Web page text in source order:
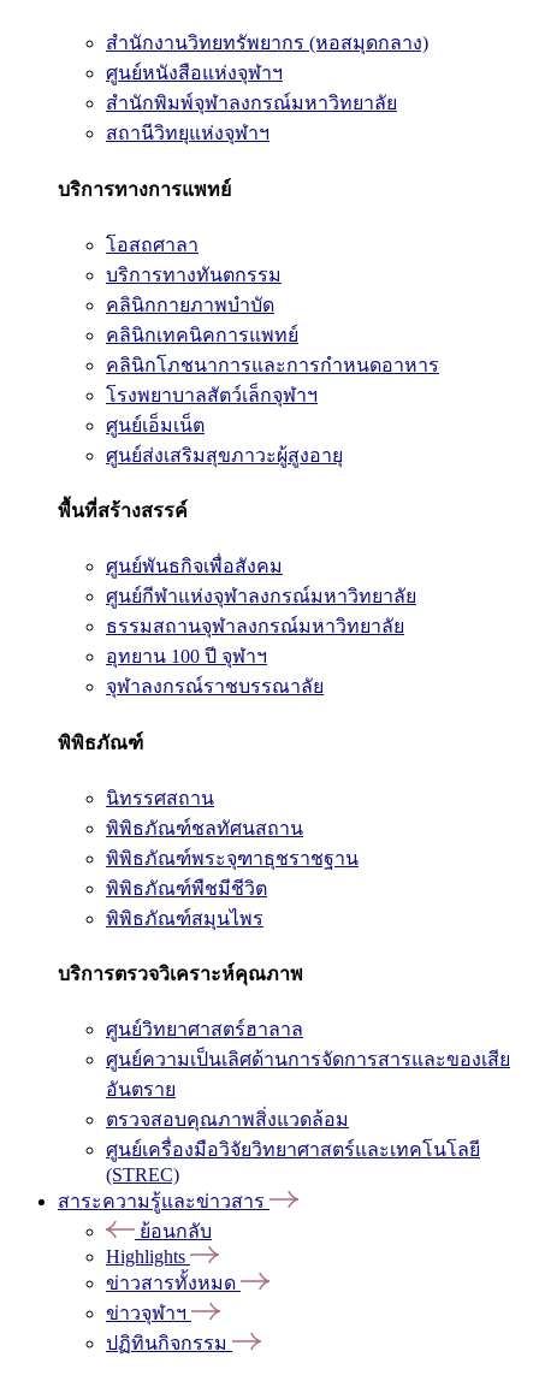
สำนักงานวิทยทรัพยากร (หอสมุดกลาง)
ศูนย์หนังสือแห่งจุฬาฯ
สำนักพิมพ์จุฬาลงกรณ์มหาวิทยาลัย
สถานีวิทยุแห่งจุฬาฯ
บริการทางการแพทย์
โอสถศาลา
บริการทางทันตกรรม
คลินิกกายภาพบำบัด
คลินิกเทคนิคการแพทย์
คลินิกโภชนาการและการกำหนดอาหาร
โรงพยาบาลสัตว์เล็กจุฬาฯ
ศูนย์เอ็มเน็ต
ศูนย์ส่งเสริมสุขภาวะผู้สูงอายุ
พื้นที่สร้างสรรค์
ศูนย์พันธกิจเพื่อสังคม
ศูนย์กีฬาแห่งจุฬาลงกรณ์มหาวิทยาลัย
ธรรมสถานจุฬาลงกรณ์มหาวิทยาลัย
อุทยาน 100 ปี จุฬาฯ
จุฬาลงกรณ์ราชบรรณาลัย
พิพิธภัณฑ์
นิทรรศสถาน
พิพิธภัณฑ์ชลทัศนสถาน
พิพิธภัณฑ์พระจุฑาธุชราชฐาน
พิพิธภัณฑ์พืชมีชีวิต
พิพิธภัณฑ์สมุนไพร
บริการตรวจวิเคราะห์คุณภาพ
ศูนย์วิทยาศาสตร์ฮาลาล
ศูนย์ความเป็นเลิศด้านการจัดการสารและของเสีย
อันตราย
ตรวจสอบคุณภาพสิ่งแวดล้อม
ศูนย์เครื่องมือวิจัยวิทยาศาสตร์และเทคโนโลยี
(STREC)
สาระความรู้และข่าวสาร
ย้อนกลับ
Highlights
ข่าวสารทั้งหมด
ข่าวจุฬาฯ
ปฏิทินกิจกรรม